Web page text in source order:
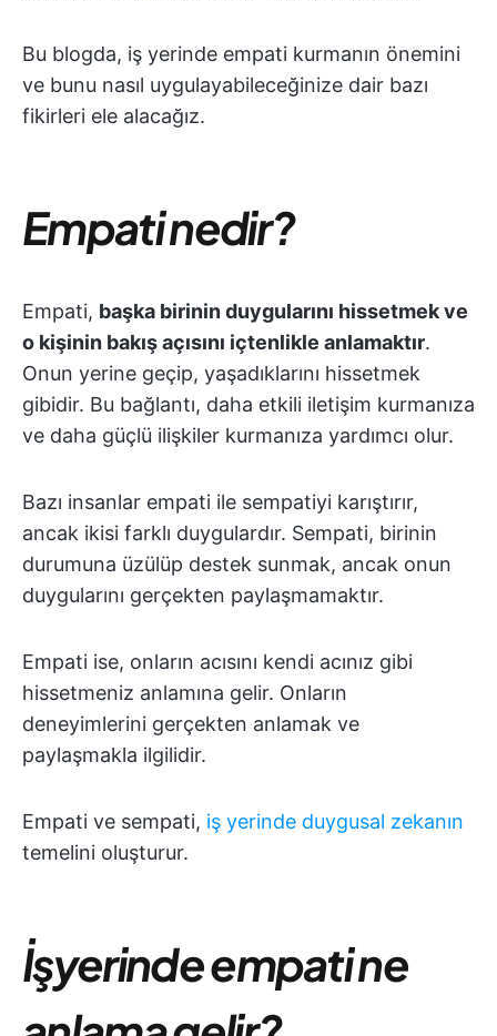
Bu blogda, iş yerinde empati kurmanın önemini
ve bunu nasıl uygulayabileceğinize dair bazı
fikirleri ele alacağız.
Empati nedir?
Empati, başka birinin duygularını hissetmek ve
o kişinin bakış açısını içtenlikle anlamaktır.
Onun yerine geçip, yaşadıklarını hissetmek
gibidir. Bu bağlantı, daha etkili iletişim kurmanıza
ve daha güçlü ilişkiler kurmanıza yardımcı olur.
Bazı insanlar empati ile sempatiyi karıştırır,
ancak ikisi farklı duygulardır. Sempati, birinin
durumuna üzülüp destek sunmak, ancak onun
duygularını gerçekten paylaşmamaktır.
Empati ise, onların acısını kendi acınız gibi
hissetmeniz anlamına gelir. Onların
deneyimlerini gerçekten anlamak ve
paylaşmakla ilgilidir.
Empati ve sempati, iş yerinde duygusal zekanın
temelini oluşturur.
İşyerinde empati ne